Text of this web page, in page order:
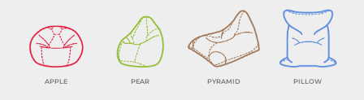
APPLE PEAR PYRAMID PILLOW